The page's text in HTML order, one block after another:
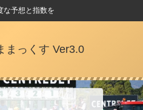
な予想と指数を
まっくす Ver3.0